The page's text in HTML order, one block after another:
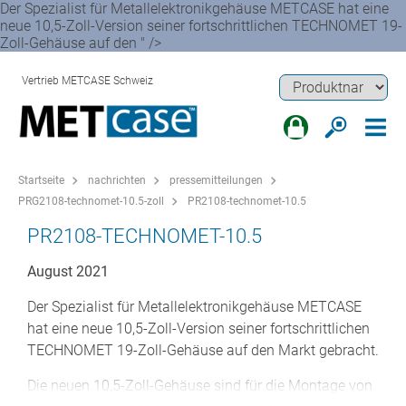
Der Spezialist für Metallelektronikgehäuse METCASE hat eine
neue 10,5-Zoll-Version seiner fortschrittlichen TECHNOMET 19-
Zoll-Gehäuse auf den " />
Vertrieb METCASE Schweiz
Startseite nachrichten
pressemitteilungen
PRG2108-technomet-10.5-zoll
PR2108-technomet-10.5
PR2108-TECHNOMET-10.5
August 2021
Der Spezialist für Metallelektronikgehäuse METCASE
hat eine neue 10,5-Zoll-Version seiner fortschrittlichen
TECHNOMET 19-Zoll-Gehäuse auf den Markt gebracht.
Die neuen 10,5-Zoll-Gehäuse sind für die Montage von